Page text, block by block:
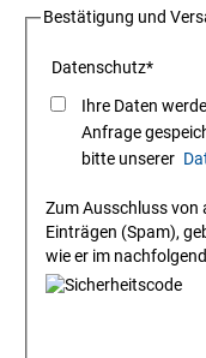
Bestätigung und
Datenschutz*
Ihre Daten
Anfrage
bitte unserer
Zum Ausschluss
Einträgen (Spam),
wie er im